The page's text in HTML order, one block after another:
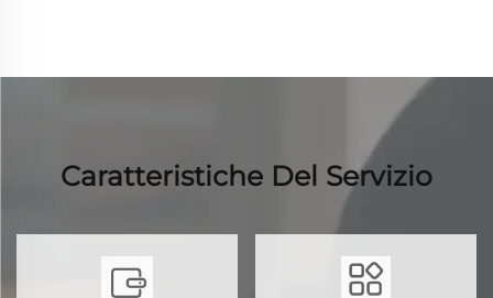
Caratteristiche Del Servizio